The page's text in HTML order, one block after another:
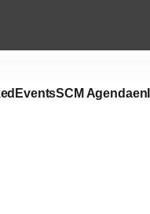
EventsSCM Agendaen